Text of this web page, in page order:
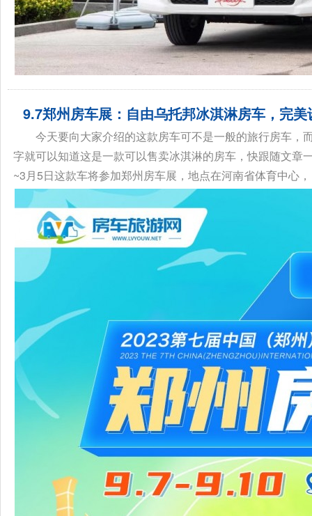
9.7郑州房车展：自由乌托邦冰淇淋房车，完
今天要向大家介绍的这款房车可不是一般的旅行房车
字就可以知道这是一款可以售卖冰淇淋的房车，快跟随文
~3月5日这款车将参加郑州房车展，地点在河南省体育中心